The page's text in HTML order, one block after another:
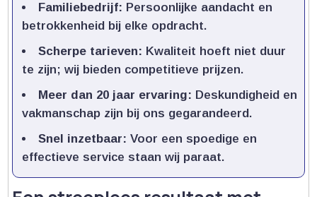
Familiebedrijf: Persoonlijke aandacht en
betrokkenheid bij elke opdracht.​
Scherpe tarieven: Kwaliteit hoeft niet duur
te zijn; wij bieden competitieve prijzen.​
Meer dan 20 jaar ervaring: Deskundigheid en
vakmanschap zijn bij ons gegarandeerd.​
Snel inzetbaar: Voor een spoedige en
effectieve service staan wij paraat.​